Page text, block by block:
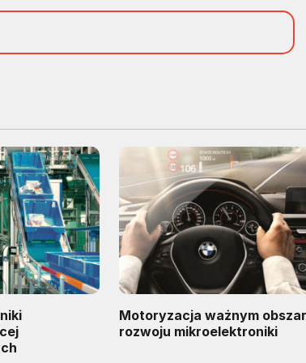
Motoryzacja ważnym
rozwoju mikroelektroniki